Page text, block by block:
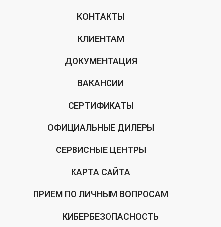
КОНТАКТЫ
КЛИЕНТАМ
ДОКУМЕНТАЦИЯ
ВАКАНСИИ
СЕРТИФИКАТЫ
ОФИЦИАЛЬНЫЕ ДИЛЕРЫ
СЕРВИСНЫЕ ЦЕНТРЫ
КАРТА САЙТА
ПРИЕМ ПО ЛИЧНЫМ ВОПРОСАМ
КИБЕРБЕЗОПАСНОСТЬ